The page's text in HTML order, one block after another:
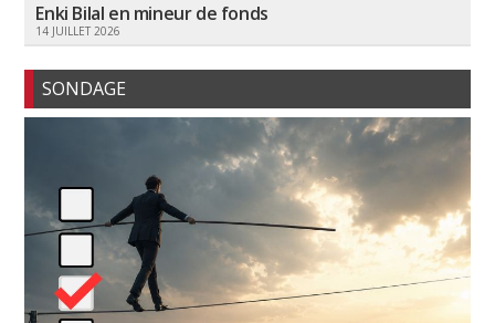
Enki Bilal en mineur de fonds
14 JUILLET 2026
SONDAGE